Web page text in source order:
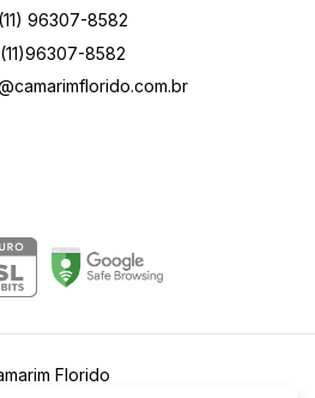
(11) 96307-8582
(11)96307-8582
Florido